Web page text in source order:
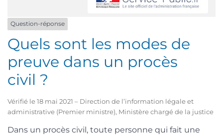
Question-réponse
Quels sont les modes de
preuve dans un procès
civil ?
Vérifié le 18 mai 2021 – Direction de l’information légale et
administrative (Premier ministre), Ministère chargé de la justice
Dans un procès civil, toute personne qui fait une